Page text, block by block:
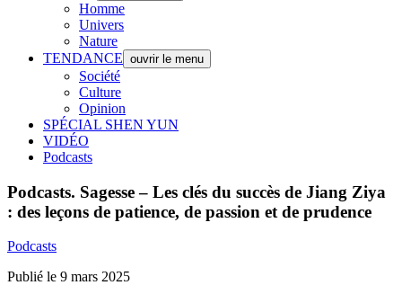
Homme
Univers
Nature
TENDANCE ouvrir le menu
Société
Culture
Opinion
SPÉCIAL SHEN YUN
VIDÉO
Podcasts
Podcasts. Sagesse – Les clés du succès de Jiang Ziya
: des leçons de patience, de passion et de prudence
Podcasts
Publié le 9 mars 2025